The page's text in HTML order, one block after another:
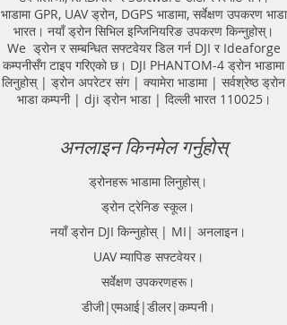
Companies Survey,Underground
Utility Scanner Locator
Mapping.GPR(Ground Penetrating
Radar) Survey Provider . We
provide consolidated complete
solution to create detailed digital
lines in GIS platform.This exercise
helps in detection of buried
utilities (pipes, cables, etc.) for
excavation planning and damage
avoidance. Ground Penetrating
Radar Provider Companies Survey,
Underground Utility Scanner
Locator Mapping. India
GPR(Ground Penetrating Radar)
Survey Provider. We provide
भाडामा GPR, UAV ड्रोन, DGPS भाडामा, सर्वेक्षण उपकरण भाडा
भारत। नयाँ ड्रोन सिभिल इन्जिनियरिङ उपकरण किन्नुहोस्।
We ड्रोन र सम्बन्धित सफ्टवेयर डिल गर्न DJI र Ideaforge
कम्पनीसँग टाइप गरिएको छ। DJI PHANTOM-4 ड्रोन भाडामा
लिनुहोस् | ड्रोन अपरेटर संग | क्यामेरा भाडामा | सर्वश्रेष्ठ ड्रोन
भाडा कम्पनी | dji ड्रोन भाडा | दिल्ली भारत 110025।
अनलाइन किनमेल गर्नुहोस्
ड्रोनहरू भाडामा लिनुहोस्।
ड्रोन ट्रेनिङ स्कूल।
नयाँ ड्रोन DJI किन्नुहोस् | MI| अनलाइन।
UAV म्यापिङ सफ्टवेयर।
सर्वेक्षण उपकरणहरू।
डीजी|एमआई|डीलर|कम्पनी।